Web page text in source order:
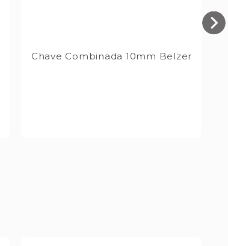
Chave Combinada 10mm Belzer